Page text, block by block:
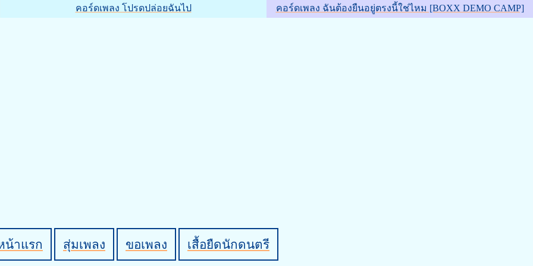
คอร์ดเพลง โปรดปล่อยฉันไป
คอร์ดเพลง ฉันต้องยืนอยู่ตรงนี้ใช่ไหม [BOXX DEMO CAMP]
น้าแรก สุ่มเพลง ขอเพลง เสื้อยืดนักดนตรี